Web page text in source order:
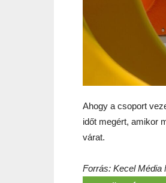
Ahogy a csoport
időt megért, amikor
várat.
Forrás: Kecel Média